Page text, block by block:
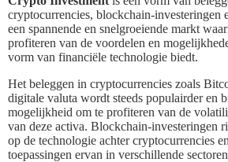
cryptocurrencies, blockchain-investeringen
een spannende en snelgroeiende markt
profiteren van de voordelen en
vorm van financiële technologie biedt.
Het beleggen in cryptocurrencies zoals
digitale valuta wordt steeds populairder en
mogelijkheid om te profiteren van de
van deze activa. Blockchain-investeringen
op de technologie achter cryptocurrencies
toepassingen ervan in verschillende